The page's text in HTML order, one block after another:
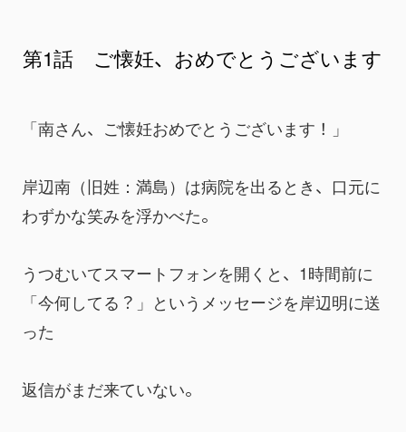
第1話 ご懐妊、おめでとうございます
「南さん、ご懐妊おめでとうございます！」
岸辺南（旧姓：満島）は病院を出るとき、口元に
わずかな笑みを浮かべた。
うつむいてスマートフォンを開くと、1時間前に
「今何してる？」というメッセージを岸辺明に送
った
返信がまだ来ていない。